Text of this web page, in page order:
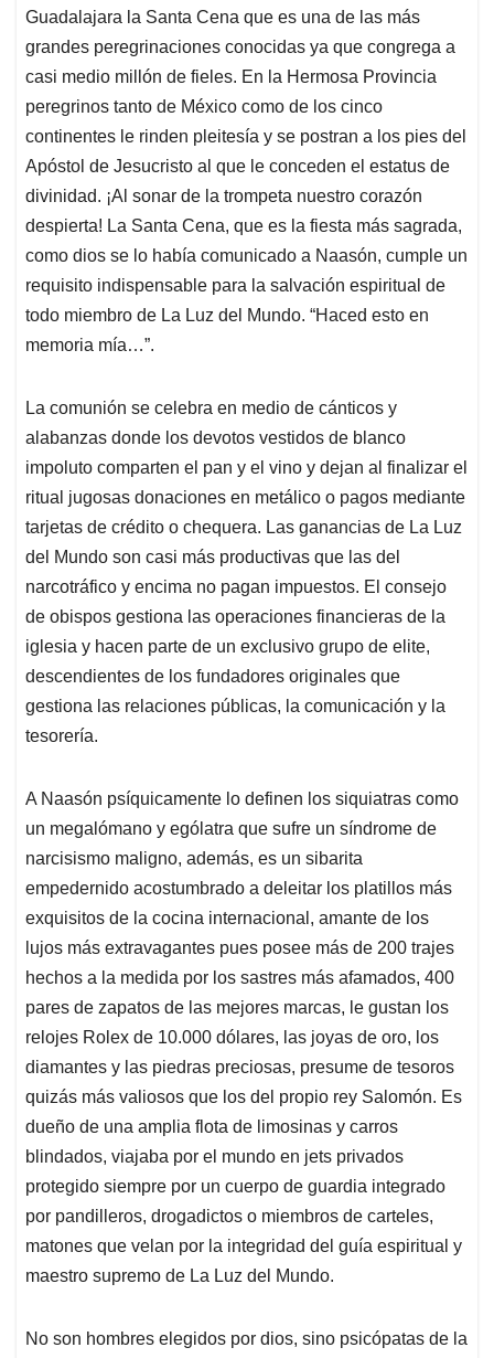
Guadalajara la Santa Cena que es una de las más
grandes peregrinaciones conocidas ya que congrega a
casi medio millón de fieles. En la Hermosa Provincia
peregrinos tanto de México como de los cinco
continentes le rinden pleitesía y se postran a los pies del
Apóstol de Jesucristo al que le conceden el estatus de
divinidad. ¡Al sonar de la trompeta nuestro corazón
despierta! La Santa Cena, que es la fiesta más sagrada,
como dios se lo había comunicado a Naasón, cumple un
requisito indispensable para la salvación espiritual de
todo miembro de La Luz del Mundo. “Haced esto en
memoria mía…”.
La comunión se celebra en medio de cánticos y
alabanzas donde los devotos vestidos de blanco
impoluto comparten el pan y el vino y dejan al finalizar el
ritual jugosas donaciones en metálico o pagos mediante
tarjetas de crédito o chequera. Las ganancias de La Luz
del Mundo son casi más productivas que las del
narcotráfico y encima no pagan impuestos. El consejo
de obispos gestiona las operaciones financieras de la
iglesia y hacen parte de un exclusivo grupo de elite,
descendientes de los fundadores originales que
gestiona las relaciones públicas, la comunicación y la
tesorería.
A Naasón psíquicamente lo definen los siquiatras como
un megalómano y ególatra que sufre un síndrome de
narcisismo maligno, además, es un sibarita
empedernido acostumbrado a deleitar los platillos más
exquisitos de la cocina internacional, amante de los
lujos más extravagantes pues posee más de 200 trajes
hechos a la medida por los sastres más afamados, 400
pares de zapatos de las mejores marcas, le gustan los
relojes Rolex de 10.000 dólares, las joyas de oro, los
diamantes y las piedras preciosas, presume de tesoros
quizás más valiosos que los del propio rey Salomón. Es
dueño de una amplia flota de limosinas y carros
blindados, viajaba por el mundo en jets privados
protegido siempre por un cuerpo de guardia integrado
por pandilleros, drogadictos o miembros de carteles,
matones que velan por la integridad del guía espiritual y
maestro supremo de La Luz del Mundo.
No son hombres elegidos por dios, sino psicópatas de la